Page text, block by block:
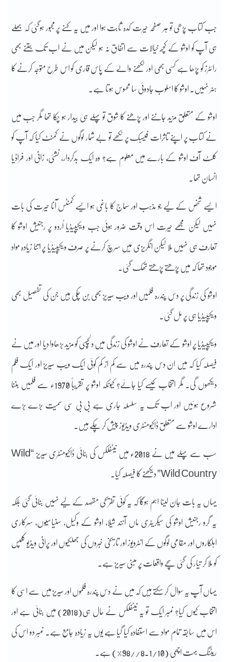
جب کتاب پڑھی تو ہر صفحہ حیرت کدہ ثابت ہوا اور میں یہ کہنے پر مجبور ہوگئی کہ بھلے
ہی آپ کو اوشو کے کچھ خیالات سے اتفاق نہ ہو لیکن میں نے اب تک جتنے بھی
رائٹرز کو پڑھا ہے کسی بھی اور لکھنے والے کے پاس قاری کو اس طرح متوجہ کرنے کا
ہنر نہیں۔ اوشو کا اسلوب جادوئی سا محسوس ہوتا ہے۔
اوشو کے متعلق مزید جاننے اور پڑھنے کا شوق تو پہلے ہی بیدار ہو چکا تھا مگر جب میں
نے کتاب پر اپنے تاثرات فیسبک پر لکھے تو بے شمار لوگوں نے کمنٹ کیا کہ آپ کو
کلٹ آف اوشو کے بارے میں معلوم ہے؟ وہ ایک بدکردار، نشئی، زانی اور فراڈیا
انسان تھا۔
ایسے شخص کے لیے جو مذہب اور سماج کا باغی ہو ایسے کمنٹس آنا حیرت کی بات
نہیں لیکن مجھے حیرت اس وقت ضرور ہوئی جب ویکیپیڈیا اُردو پر رجنیش اوشو کا
تعارف ہی نہیں ملا لیکن انگریزی میں سرچ کرنے پر صرف ویکیپیڈیا پر اتنا زیادہ مواد
موجود تھا کہ میں پڑھتے پڑھتے تھک گئی۔
اوشو کی زندگی پر دس پندرہ فلمیں اور ویب سیریز بھی بن چکی ہیں جن کی تفصیل بھی
ویکیپیڈیا ہی پر مل گئی۔
ویکیپیڈیا پر اوشو کے تعارف نے اوشو کی زندگی میں دلچسپی کو مزید بڑھاوا دیا اور میں نے
فیصلہ کیا کہ میں ان دس پندرہ میں سے کم از کم کوئی ایک ویب سیریز اور ایک فلم
دیکھوں گی۔ مگر انتخاب کیسے کیا جائے؟ کیونکہ اوشو پر تقریباً 1970ء سے فلمیں بننا
شروع ہوئیں اور اب تک یہ سلسلہ جاری ہے بی بی سی سمیت بڑے بڑے
ادارے اوشو سے متعلق ڈاکیومنٹری ویڈیوز پیش کر چکے ہیں۔
سب سے پہلے میں نے 2018ء میں نیٹفلکس کی بنائی ڈاکیومنٹری سیریز “Wild
Wild Country” دیکھنے کا فیصلہ کیا۔
یہاں یہ بات جان لینا اہم ہوگا کہ یہ کوئی تفریحی مقصد کے لیے نہیں بنائی گئی بلکہ
یہ گرو رجنیش اوشو کی سیکریٹری ماں آنند شیلا، اوشو کے وکیل، سنیاسیوں، سرکاری
اہلکاروں اور مقامی لوگوں کے انٹرویوز اور تاریخی خبروں کی جھلکیوں اور پرانی ویڈیو کلپس
کو ملا کر تیار کی گئی سچے واقعات پر مبنی سیریز ہے۔
یہاں آپ یہ سوال کر سکتے ہیں کہ میں نے دس پندرہ فلموں اور سیریز میں سے اسی کا
انتخاب کیوں کیا؟ نمبر ایک تو یہ نیٹفلکس نے حال ہی(2018) میں بنائی ہے اور
اس میں سابقہ تمام مواد سے استفادہ کیا گیا ہے یوں یہ زیادہ جامع ہے۔ نمبر دو اس کی
ریٹنگ بہت اچھی (8.1/10//98%) ہے۔